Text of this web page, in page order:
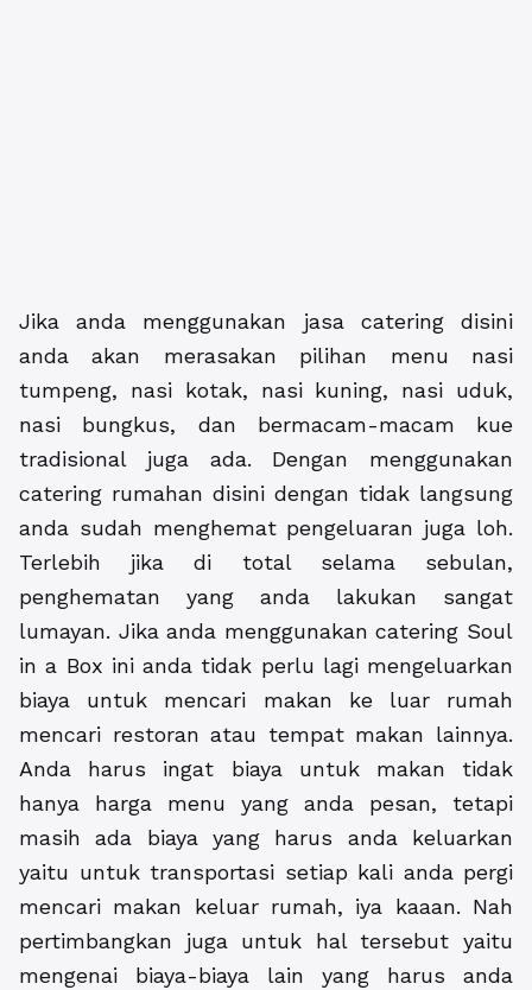
Jika anda menggunakan jasa catering disini
anda akan merasakan pilihan menu nasi
tumpeng, nasi kotak, nasi kuning, nasi uduk,
nasi bungkus, dan bermacam-macam kue
tradisional juga ada. Dengan menggunakan
catering rumahan disini dengan tidak langsung
anda sudah menghemat pengeluaran juga loh.
Terlebih jika di total selama sebulan,
penghematan yang anda lakukan sangat
lumayan. Jika anda menggunakan catering Soul
in a Box ini anda tidak perlu lagi mengeluarkan
biaya untuk mencari makan ke luar rumah
mencari restoran atau tempat makan lainnya.
Anda harus ingat biaya untuk makan tidak
hanya harga menu yang anda pesan, tetapi
masih ada biaya yang harus anda keluarkan
yaitu untuk transportasi setiap kali anda pergi
mencari makan keluar rumah, iya kaaan. Nah
pertimbangkan juga untuk hal tersebut yaitu
mengenai biaya-biaya lain yang harus anda